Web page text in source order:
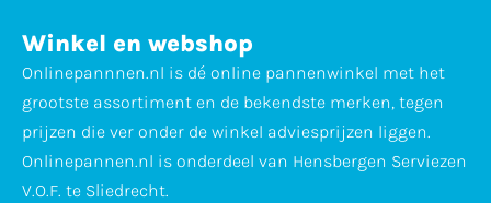
Winkel en webshop
Onlinepannnen.nl is dé online pannenwinkel met het
grootste assortiment en de bekendste merken, tegen
prijzen die ver onder de winkel adviesprijzen liggen.
Onlinepannen.nl is onderdeel van Hensbergen Serviezen
V.O.F. te Sliedrecht.